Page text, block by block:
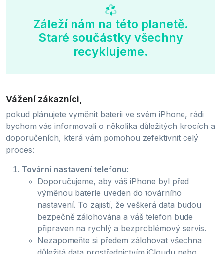
Záleží nám na této planetě.
Staré součástky všechny
recyklujeme.
Vážení zákazníci,
pokud plánujete vyměnit baterii ve svém iPhone, rádi
bychom vás informovali o několika důležitých krocích a
doporučeních, která vám pomohou zefektivnit celý
proces:
Tovární nastavení telefonu:
Doporučujeme, aby váš iPhone byl před
výměnou baterie uveden do továrního
nastavení. To zajistí, že veškerá data budou
bezpečně zálohována a váš telefon bude
připraven na rychlý a bezproblémový servis.
Nezapomeňte si předem zálohovat všechna
důležitá data prostřednictvím iCloudu nebo